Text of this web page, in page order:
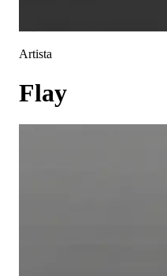
Artista
Flay